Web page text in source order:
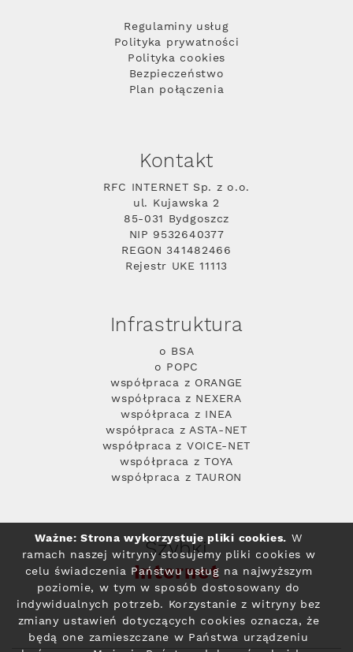
Regulaminy usług
Polityka prywatności
Polityka cookies
Bezpieczeństwo
Plan połączenia
Kontakt
RFC INTERNET Sp. z o.o.
ul. Kujawska 2
85-031 Bydgoszcz
NIP 9532640377
REGON 341482466
Rejestr UKE 11113
Infrastruktura
o BSA
o POPC
współpraca z ORANGE
współpraca z NEXERA
współpraca z INEA
współpraca z ASTA-NET
współpraca z VOICE-NET
współpraca z TOYA
współpraca z TAURON
Szybki
Internet
Ważne: Strona wykorzystuje pliki cookies. W
ramach naszej witryny stosujemy pliki cookies w
celu świadczenia Państwu usług na najwyższym
poziomie, w tym w sposób dostosowany do
indywidualnych potrzeb. Korzystanie z witryny bez
zmiany ustawień dotyczących cookies oznacza, że
będą one zamieszczane w Państwa urządzeniu